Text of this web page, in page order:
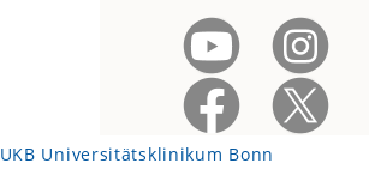
UKB Universitätsklinikum Bonn